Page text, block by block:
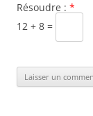
Résoudre : *
12 + 8 =